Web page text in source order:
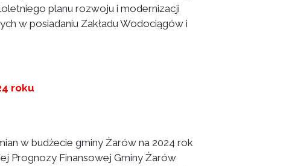
planu rozwoju i modernizacji
w posiadaniu Zakładu Wodociągów i
roku
w budżecie gminy Żarów na 2024 rok
Prognozy Finansowej Gminy Żarów